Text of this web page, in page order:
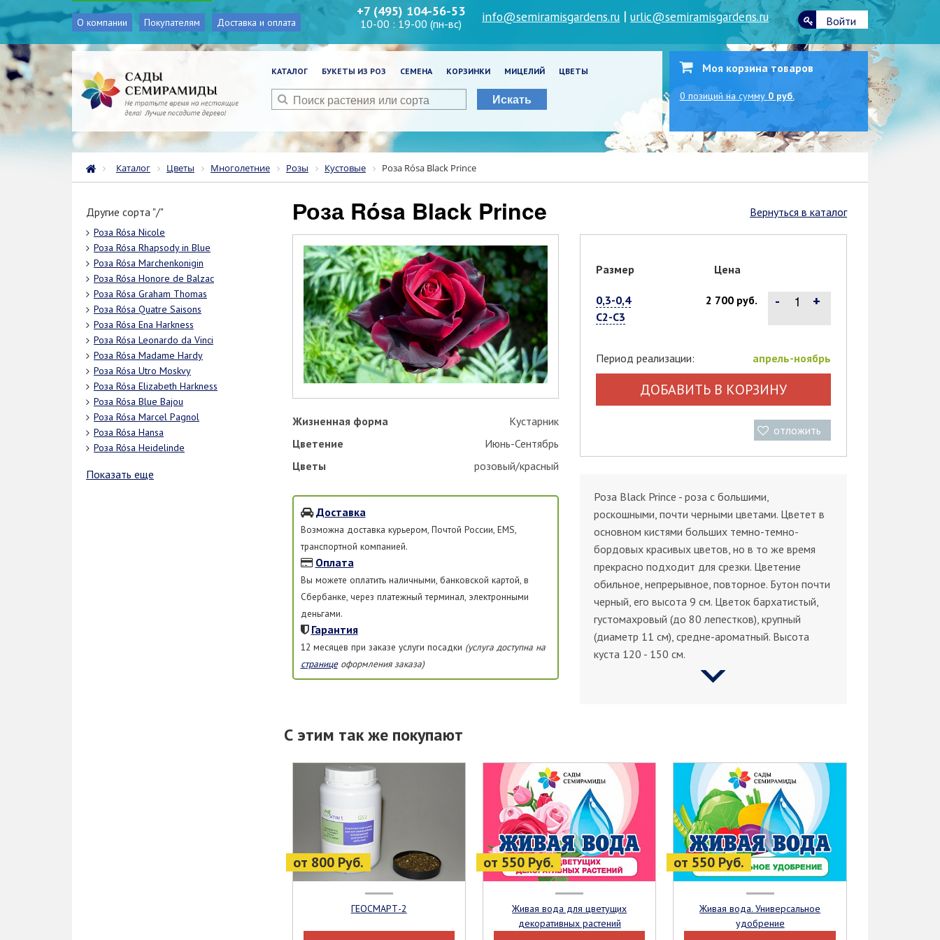
О компании Покупателям Доставка и оплата
+7 (495) 104-56-53
10-00 : 19-00 (пн-вс) info@semiramisgardens.ru |urlic@semiramisgardens.ru Войти
КАТАЛОГ БУКЕТЫ ИЗ РОЗ СЕМЕНА КОРЗИНКИ МИЦЕЛИЙ ЦВЕТЫ
Искать
Моя корзина товаров
0 позиций на сумму 0 руб.
Каталог Цветы Многолетние Розы Кустовые Роза Rósa Black Prince
Другие сорта "/"
Роза Rósa Nicole
Роза Rósa Rhapsody in Blue
Роза Rósa Marchenkonigin
Роза Rósa Honore de Balzac
Роза Rósa Graham Thomas
Роза Rósa Quatre Saisons
Роза Rósa Ena Harkness
Роза Rósa Leonardo da Vinci
Роза Rósa Madame Hardy
Роза Rósa Utro Moskvy
Роза Rósa Elizabeth Harkness
Роза Rósa Blue Bajou
Роза Rósa Marcel Pagnol
Роза Rósa Hansa
Роза Rósa Heidelinde
Показать еще
Вернуться в каталог
Роза Rósa Black Prince
Жизненная форма
Кустарник
Цветение
Июнь-Сентябрь
Цветы
розовый/красный
Доставка
Возможна доставка курьером, Почтой России, EMS,
транспортной компанией.
Оплата
Вы можете оплатить наличными, банковской картой, в
Сбербанке, через платежный терминал, электронными
деньгами.
Гарантия
12 месяцев при заказе услуги посадки (услуга доступна на
страницеоформления заказа)
Размер Цена
0,3-0,4
С2-С3
2 700 руб. - +
Период реализации: апрель-ноябрь
ДОБАВИТЬ В КОРЗИНУ
отложить
Роза Black Prince - роза с большими,
роскошными, почти черными цветами. Цветет в
основном кистями больших темно-темно-
бордовых красивых цветов, но в то же время
прекрасно подходит для срезки. Цветение
обильное, непрерывное, повторное. Бутон почти
черный, его высота 9 см. Цветок бархатистый,
густомахровый (до 80 лепестков), крупный
(диаметр 11 см), средне-ароматный. Высота
куста 120 - 150 см.
С этим так же покупают
от 800 Руб.
ГЕОСМАРТ-2
от 550 Руб.
Живая вода для цветущих
декоративных растений
от 550 Руб.
Живая вода. Универсальное
удобрение